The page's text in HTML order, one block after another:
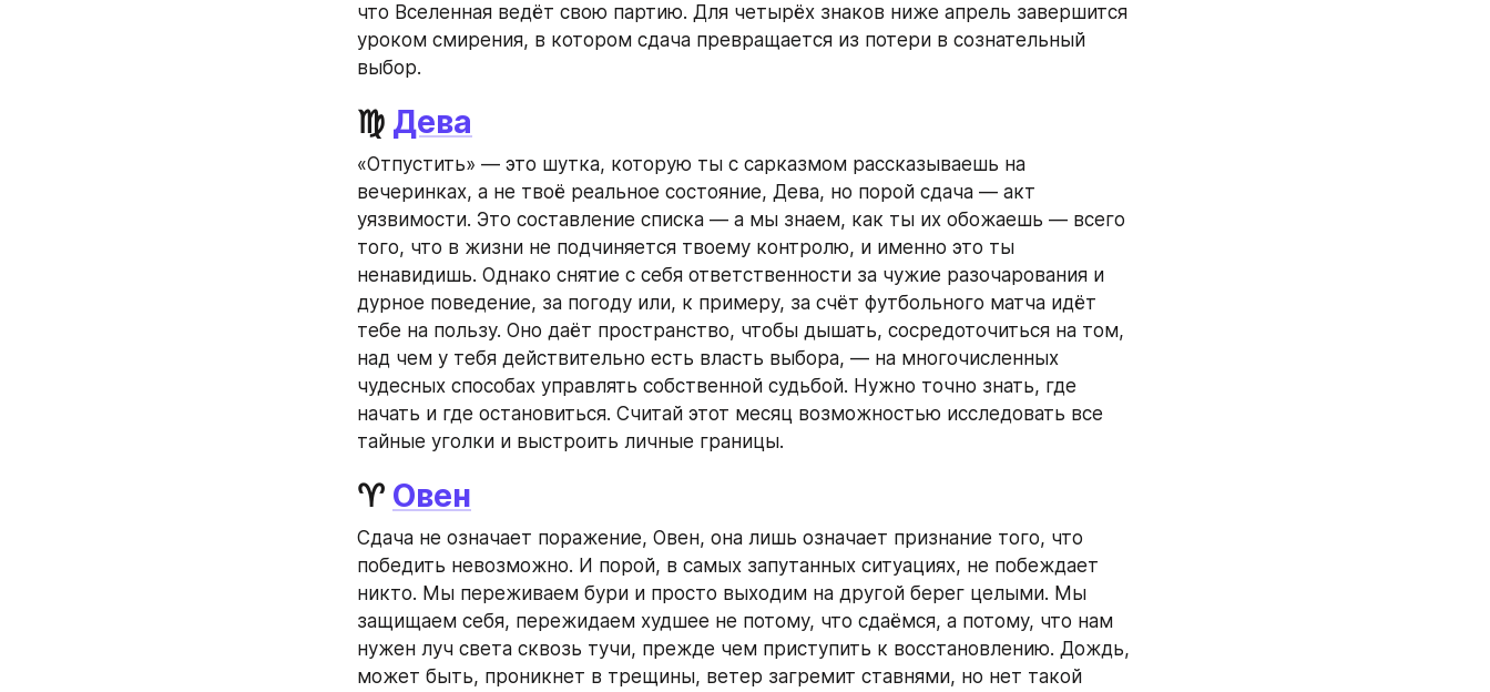
что Вселенная ведёт свою партию. Для четырёх знаков ниже апрель завершится
уроком смирения, в котором сдача превращается из потери в сознательный
выбор.
♍ Дева
«Отпустить» — это шутка, которую ты с сарказмом рассказываешь на
вечеринках, а не твоё реальное состояние, Дева, но порой сдача — акт
уязвимости. Это составление списка — а мы знаем, как ты их обожаешь — всего
того, что в жизни не подчиняется твоему контролю, и именно это ты
ненавидишь. Однако снятие с себя ответственности за чужие разочарования и
дурное поведение, за погоду или, к примеру, за счёт футбольного матча идёт
тебе на пользу. Оно даёт пространство, чтобы дышать, сосредоточиться на том,
над чем у тебя действительно есть власть выбора, — на многочисленных
чудесных способах управлять собственной судьбой. Нужно точно знать, где
начать и где остановиться. Считай этот месяц возможностью исследовать все
тайные уголки и выстроить личные границы.
♈ Овен
Сдача не означает поражение, Овен, она лишь означает признание того, что
победить невозможно. И порой, в самых запутанных ситуациях, не побеждает
никто. Мы переживаем бури и просто выходим на другой берег целыми. Мы
защищаем себя, пережидаем худшее не потому, что сдаёмся, а потому, что нам
нужен луч света сквозь тучи, прежде чем приступить к восстановлению. Дождь,
может быть, проникнет в трещины, ветер загремит ставнями, но нет такой